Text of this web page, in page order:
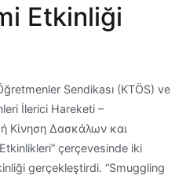
Etkinliği
Sendikası (KTÖS) ve
İlerici Hareketi –
Κίνηση Δασκάλων και
çerçevesinde iki
gerçekleştirdi. “Smuggling